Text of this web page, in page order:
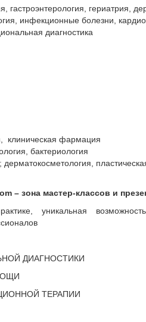
гастроэнтерология, гериатрия,
инфекционные болезни,
диагностика
клиническая фармация
бактериология
– зона мастер-классов и
уникальная возможность
ДИАГНОСТИКИ
ТЕРАПИИ